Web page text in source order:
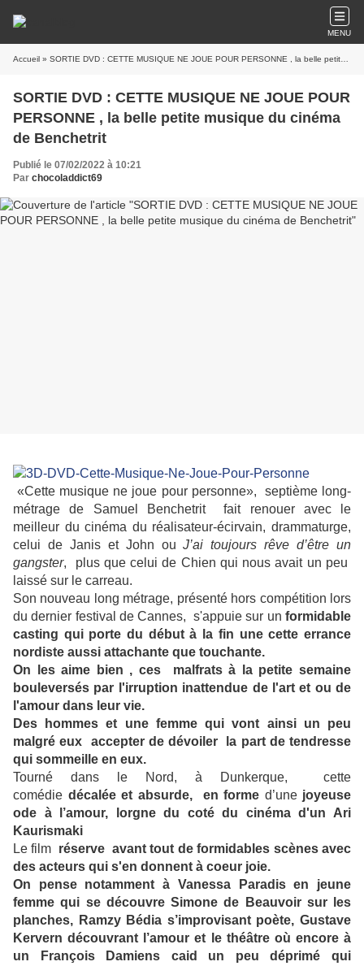
MENU
Accueil » SORTIE DVD : CETTE MUSIQUE NE JOUE POUR PERSONNE , la belle petite musique du cinéma de Benchetrit
SORTIE DVD : CETTE MUSIQUE NE JOUE POUR
PERSONNE , la belle petite musique du cinéma
de Benchetrit
Publié le 07/02/2022 à 10:21
Par chocoladdict69
«Cette musique ne joue pour personne», septième long-
métrage de Samuel Benchetrit fait renouer avec le
meilleur du cinéma du réalisateur-écirvain, drammaturge,
celui de Janis et John ouJ’ai toujours rêve d’être un
gangster, plus que celui de Chien qui nous avait un peu
laissé sur le carreau.
Son nouveau long métrage, présenté hors compétition lors
du dernier festival de Cannes, s'appuie sur un formidable
casting qui porte du début à la fin une cette errance
nordiste aussi attachante que touchante.
On les aime bien , ces malfrats à la petite semaine
bouleversés par l'irruption inattendue de l'art et ou de
l'amour dans leur vie.
Des hommes et une femme qui vont ainsi un peu
malgré eux accepter de dévoiler la part de tendresse
qui sommeille en eux.
Tourné dans le Nord, à Dunkerque, cette
comédie décalée et absurde, en forme d’une joyeuse
ode à l’amour, lorgne du coté du cinéma d'un Ari
Kaurismaki
Le film réserve avant tout de formidables scènes avec
des acteurs qui s'en donnent à coeur joie.
On pense notamment à Vanessa Paradis en jeune
femme qui se découvre Simone de Beauvoir sur les
planches, Ramzy Bédia s’improvisant poète, Gustave
Kervern découvrant l’amour et le théâtre où encore à
un François Damiens caid un peu déprimé qui